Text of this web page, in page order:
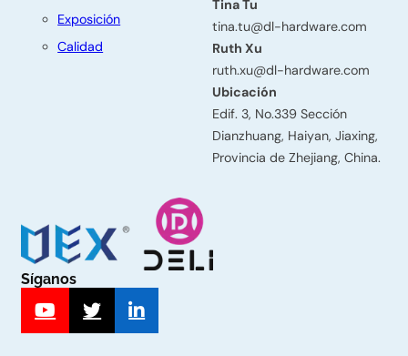
Exposición
Calidad
Tina Tu
tina.tu@dl-hardware.com
Ruth Xu
ruth.xu@dl-hardware.com
Ubicación
Edif. 3, No.339 Sección
Dianzhuang, Haiyan, Jiaxing,
Provincia de Zhejiang, China.
Síganos
Apellido